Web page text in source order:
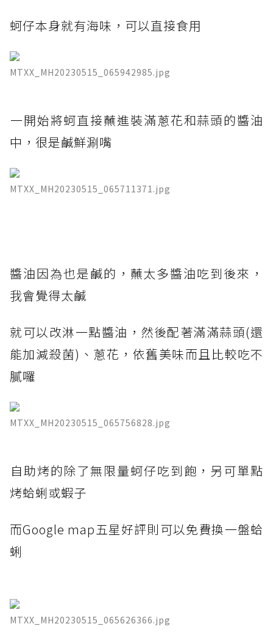
​蚵仔本身就有海味，可以直接食用
MTXX_MH20230515_065942985.jpg
​一開始將蚵直接蘸進裝滿蔥花和蒜頭的醬油
中，很是鹹鮮涮嘴
MTXX_MH20230515_065711371.jpg
醬油因為也是鹹的，蘸太多醬油吃到後來，
我會覺得太鹹
就可以改淋一點醬油，然後配著滿滿蒜頭(還
能加減殺菌)、蔥花，依舊美味而且比較吃不
膩囉
MTXX_MH20230515_065756828.jpg
​自助烤的除了無限量蚵仔吃到飽，另可單點
烤蛤蜊或蝦子
而Google map五星好評則可以免費換一盤蛤
蜊
MTXX_MH20230515_065626366.jpg